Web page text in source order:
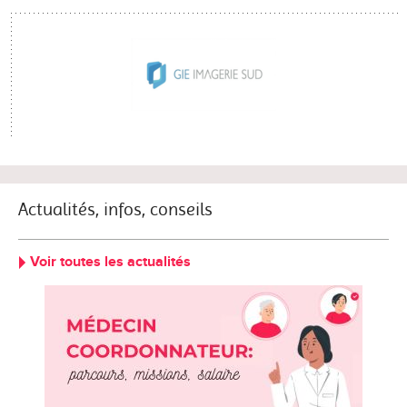
Actualités, infos, conseils
Voir toutes les actualités